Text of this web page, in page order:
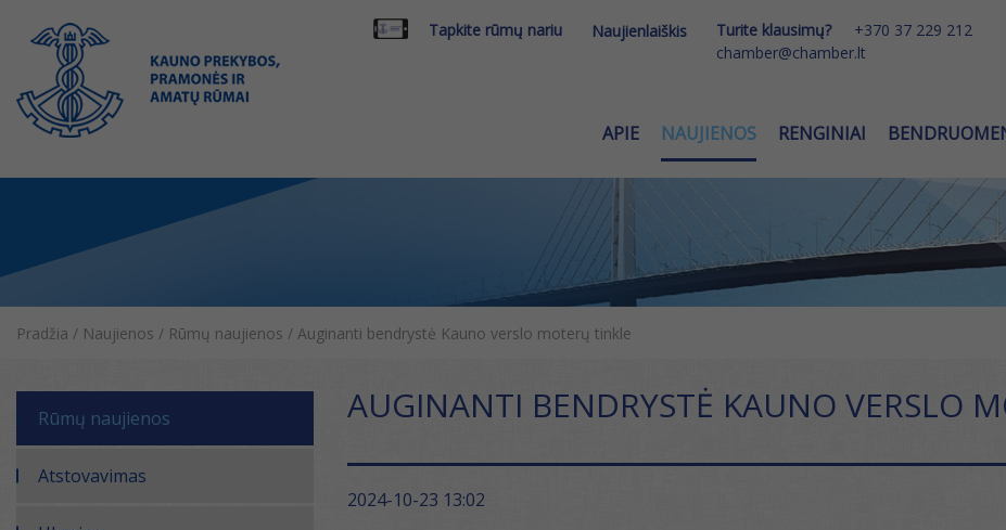
Tapkite rūmų nariu Naujienlaiškis Turite klausimų?
+370 37 229 212
chamber@chamber.lt
APIE NAUJIENOS RENGINIAI
Pradžia / Naujienos / Rūmų naujienos / Auginanti bendrystė Kauno verslo moterų tinkle
Rūmų naujienos
Atstovavimas
AUGINANTI BENDRYSTĖ KAUNO VERSLO
2024-10-23 13:02